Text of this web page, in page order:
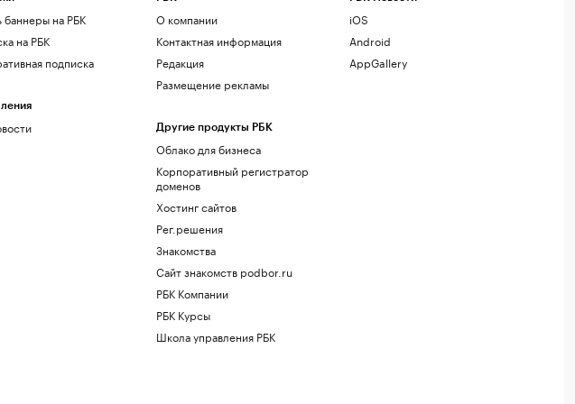
баннеры на РБК
на РБК
подписка
О компании
Контактная информация
Редакция
Размещение рекламы
Другие продукты РБК
Облако для бизнеса
Корпоративный регистратор
доменов
Хостинг сайтов
Рег.решения
Знакомства
Сайт знакомств podbor.ru
РБК Компании
РБК Курсы
Школа управления РБК
iOS
Android
AppGallery